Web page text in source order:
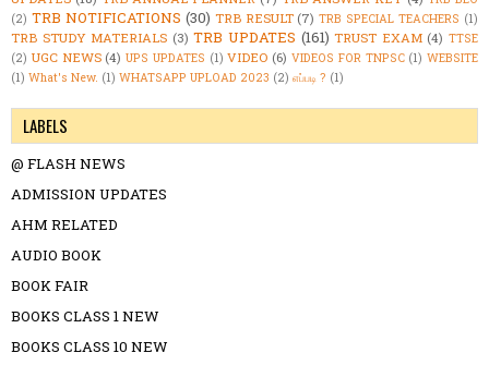
(2) TRB NOTIFICATIONS (30) TRB RESULT (7) TRB SPECIAL TEACHERS (1)
TRB STUDY MATERIALS (3) TRB UPDATES (161) TRUST EXAM (4) TTSE
(2) UGC NEWS (4) UPS UPDATES (1) VIDEO (6) VIDEOS FOR TNPSC (1) WEBSITE
(1) What's New. (1) WHATSAPP UPLOAD 2023 (2) எப்படி ? (1)
LABELS
@ FLASH NEWS
ADMISSION UPDATES
AHM RELATED
AUDIO BOOK
BOOK FAIR
BOOKS CLASS 1 NEW
BOOKS CLASS 10 NEW